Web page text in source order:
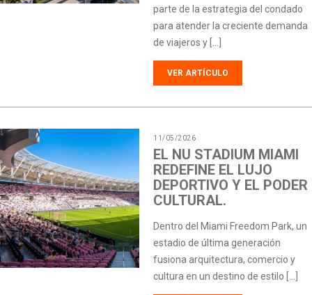
parte de la estrategia del condado
para atender la creciente demanda
de viajeros y […]
VER ARTÍCULO
11/05/2026
EL NU STADIUM MIAMI
REDEFINE EL LUJO
DEPORTIVO Y EL PODER
CULTURAL.
Dentro del Miami Freedom Park, un
estadio de última generación
fusiona arquitectura, comercio y
cultura en un destino de estilo […]